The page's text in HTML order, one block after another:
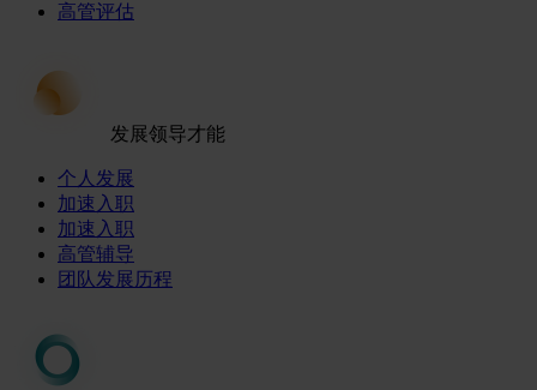
高管评估
发展领导才能
个人发展
加速入职
加速入职
高管辅导
团队发展历程